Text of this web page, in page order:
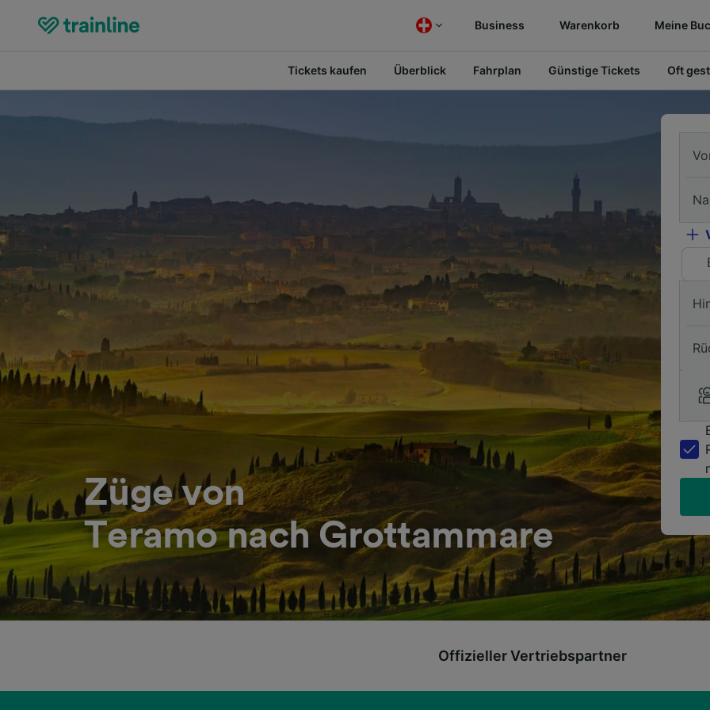
Business Warenkorb Meine
Tickets kaufen Überblick Fahrplan Günstige Tickets Oft
Züge von
Teramo nach Grottammare
Offizieller Vertriebspartner